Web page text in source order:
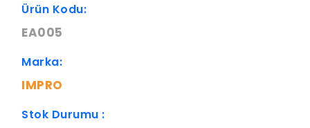
Ürün Kodu:
EA005
Marka:
IMPRO
Stok Durumu :